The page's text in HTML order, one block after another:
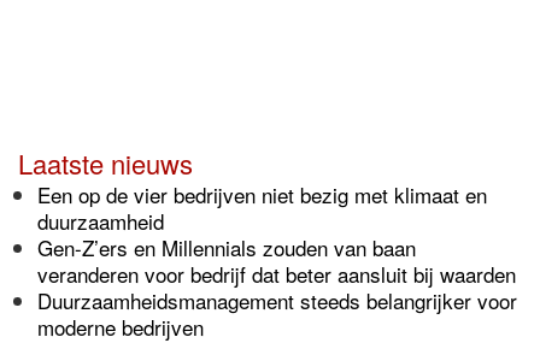
Laatste nieuws
Een op de vier bedrijven niet bezig met klimaat en
duurzaamheid
Gen-Z’ers en Millennials zouden van baan
veranderen voor bedrijf dat beter aansluit bij waarden
Duurzaamheidsmanagement steeds belangrijker voor
moderne bedrijven